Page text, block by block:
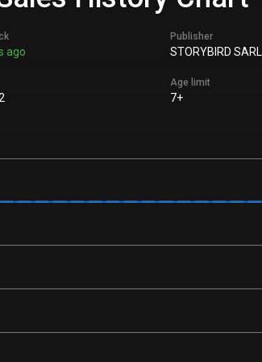
ago
Publisher
STORYBIRD SARL
Age limit
7+